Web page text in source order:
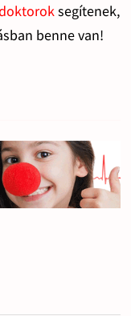
segítenek,
benne van!